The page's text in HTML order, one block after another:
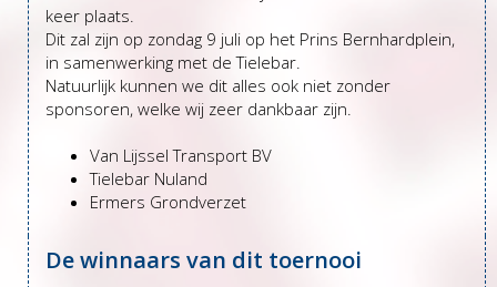
keer plaats.
Dit zal zijn op zondag 9 juli op het Prins Bernhardplein,
in samenwerking met de Tielebar.
Natuurlijk kunnen we dit alles ook niet zonder
sponsoren, welke wij zeer dankbaar zijn.
Van Lijssel Transport BV
Tielebar Nuland
Ermers Grondverzet
De winnaars van dit toernooi